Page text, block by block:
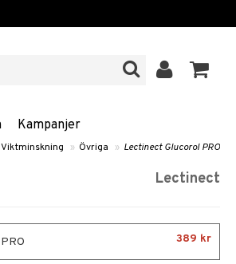
Kampanjer
Viktminskning » Övriga » Lectinect Glucorol PRO
Lectinect
389 kr